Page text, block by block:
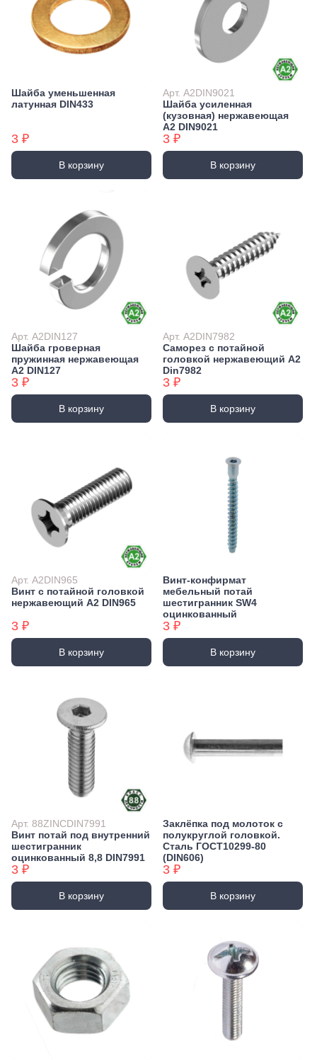
Шайба уменьшенная
латунная DIN433
3 ₽
В корзину
Арт. А2DIN9021
Шайба усиленная
(кузовная) нержавеющая
А2 DIN9021
3 ₽
В корзину
Арт. А2DIN127
Шайба гроверная
пружинная нержавеющая
А2 DIN127
3 ₽
В корзину
Арт. А2DIN7982
Саморез с потайной
головкой нержавеющий А2
Din7982
3 ₽
В корзину
Арт. А2DIN965
Винт с потайной головкой
нержавеющий А2 DIN965
3 ₽
В корзину
Винт-конфирмат
мебельный потай
шестигранник SW4
оцинкованный
3 ₽
В корзину
Арт. 88ZINCDIN7991
Винт потай под внутренний
шестигранник
оцинкованный 8,8 DIN7991
3 ₽
В корзину
Заклёпка под молоток с
полукруглой головкой.
Сталь ГОСТ10299-80
(DIN606)
3 ₽
В корзину